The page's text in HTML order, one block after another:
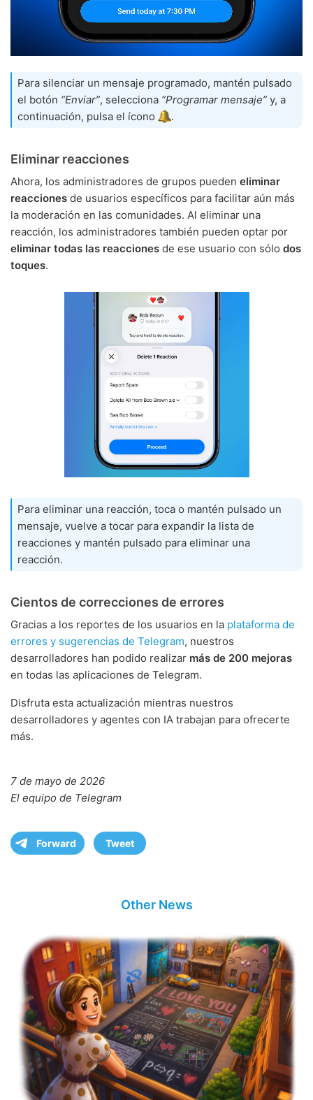
Para silenciar un mensaje programado, mantén pulsado
el botón “Enviar”, selecciona “Programar mensaje” y, a
continuación, pulsa el ícono
.
Eliminar reacciones
Ahora, los administradores de grupos pueden eliminar
reacciones de usuarios específicos para facilitar aún más
la moderación en las comunidades. Al eliminar una
reacción, los administradores también pueden optar por
eliminar todas las reacciones de ese usuario con sólo dos
toques.
Para eliminar una reacción, toca o mantén pulsado un
mensaje, vuelve a tocar para expandir la lista de
reacciones y mantén pulsado para eliminar una
reacción.
Cientos de correcciones de errores
Gracias a los reportes de los usuarios en la plataforma de
errores y sugerencias de Telegram, nuestros
desarrolladores han podido realizar más de 200 mejoras
en todas las aplicaciones de Telegram.
Disfruta esta actualización mientras nuestros
desarrolladores y agentes con IA trabajan para ofrecerte
más.
7 de mayo de 2026
El equipo de Telegram
Forward Tweet
Other News